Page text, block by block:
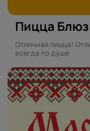
Пицца Блюз
Отличная пицца!
всегда по душе